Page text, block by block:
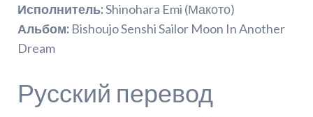
Исполнитель:Shinohara Emi (Макото)
Альбом:Bishoujo Senshi Sailor Moon In Another
Dream
Русский перевод